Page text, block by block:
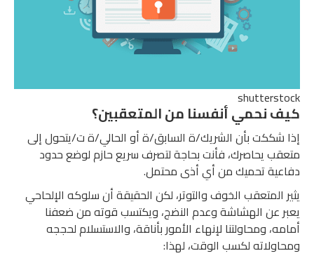
shutterstock
كيف نحمي أنفسنا من المتعقبين؟
إذا شككت بأن الشريك/ة السابق/ة أو الحالي/ة ت/يتحول إلى
متعقب يحاصرك، فأنت بحاجة لتصرف سريع حازم لوضع حدود
دفاعية تحميك من أي أذى محتمل.
يثير المتعقب الخوف والتوتر، لكن الحقيقة أن سلوكه الإلحاحي
يعبر عن الهشاشة وعدم النضج، ويكتسب قوته من ضعفنا
أمامه، ومحاولتنا لإنهاء الأمور بأناقة، والاستسلام لحججه
ومحاولاته لكسب الوقت، لهذا: